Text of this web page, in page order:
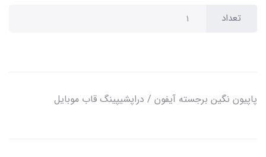
تعداد
پاپیون نگین برجسته آیفون / دراپشیپینگ قاب موبایل